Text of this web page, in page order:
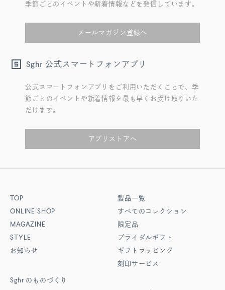
季節ごとのイベントや新着情報などを発信しています。
メールマガジン登録へ
Sghr 公式スマートフォンアプリ
公式スマートフォンアプリをご利用いただくことで、季
節ごとのイベントや新着情報を最も早くお受け取りいた
だけます。
アプリストアへ
TOP
ONLINE SHOP
MAGAZINE
STYLE
お知らせ
Sghr のものづくり
製品一覧
すべてのコレクション
限定品
ブライダルギフト
ギフトラッピング
刻印サービス